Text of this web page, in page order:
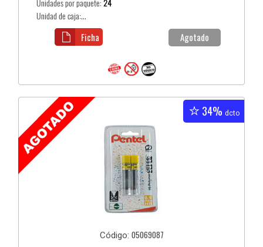
Unidades por paquete:24
Unidad de caja:...
Agotado
Ficha
34% dcto
Código: 05069087